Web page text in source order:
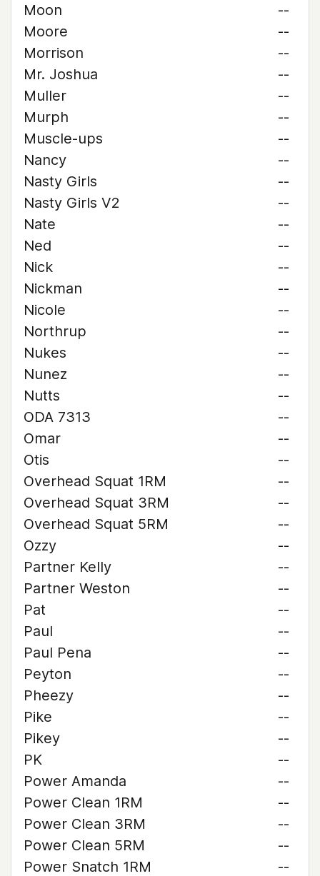
Moon
--
Moore
--
Morrison
--
Mr. Joshua
--
Muller
--
Murph
--
Muscle-ups
--
Nancy
--
Nasty Girls
--
Nasty Girls V2
--
Nate
--
Ned
--
Nick
--
Nickman
--
Nicole
--
Northrup
--
Nukes
--
Nunez
--
Nutts
--
ODA 7313
--
Omar
--
Otis
--
Overhead Squat 1RM
--
Overhead Squat 3RM
--
Overhead Squat 5RM
--
Ozzy
--
Partner Kelly
--
Partner Weston
--
Pat
--
Paul
--
Paul Pena
--
Peyton
--
Pheezy
--
Pike
--
Pikey
--
PK
--
Power Amanda
--
Power Clean 1RM
--
Power Clean 3RM
--
Power Clean 5RM
--
Power Snatch 1RM
--